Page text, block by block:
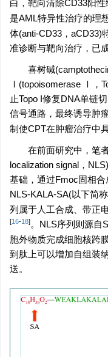
白，靶向清除CD33阳
是AML特异性治疗的理
体(anti-CD33，aCD33)
准诊断与靶向治疗，已
喜树碱
Ⅰ(topoisomerase Ⅰ，
止Topo I修复DNA单链
信号通路，最终诱导肿
制使CPT在肿瘤治疗中
在前面研究中，笔
localization signal，
基础，通过Fmoc固相
NLS-KALA-SA(以下简称
列属于人工合成、带正
[16-18] 。NLS序列则源自
胞外物质完成细胞核跨
到肽上可以增加自组装
送。